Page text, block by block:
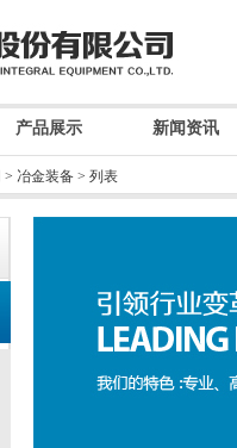
产品展示 新闻资讯
> 冶金装备 > 列表